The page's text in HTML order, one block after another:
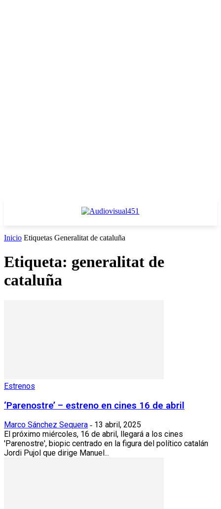
Inicio Etiquetas Generalitat de cataluña
Etiqueta: generalitat de
cataluña
Estrenos
‘Parenostre’ – estreno en cines 16 de abril
Marco Sánchez Sequera - 13 abril, 2025
El próximo miércoles, 16 de abril, llegará a los cines
'Parenostre', biopic centrado en la figura del político catalán
Jordi Pujol que dirige Manuel...